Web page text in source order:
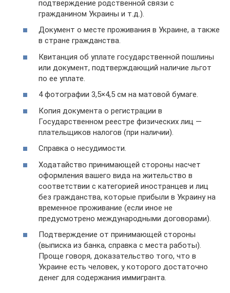
подтверждение родственной связи с
гражданином Украины и т.д.).
Документ о месте проживания в Украине, а также
в стране гражданства.
Квитанция об уплате государственной пошлины
или документ, подтверждающий наличие льгот
по ее уплате.
4 фотографии 3,5×4,5 см на матовой бумаге.
Копия документа о регистрации в
Государственном реестре физических лиц —
плательщиков налогов (при наличии).
Справка о несудимости.
Ходатайство принимающей стороны насчет
оформления вашего вида на жительство в
соответствии с категорией иностранцев и лиц
без гражданства, которые прибыли в Украину на
временное проживание (если иное не
предусмотрено международными договорами).
Подтверждение от принимающей стороны
(выписка из банка, справка с места работы).
Проще говоря, доказательство того, что в
Украине есть человек, у которого достаточно
денег для содержания иммигранта.